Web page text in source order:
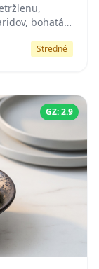
bohatá
Stredné
GZ: 2.9